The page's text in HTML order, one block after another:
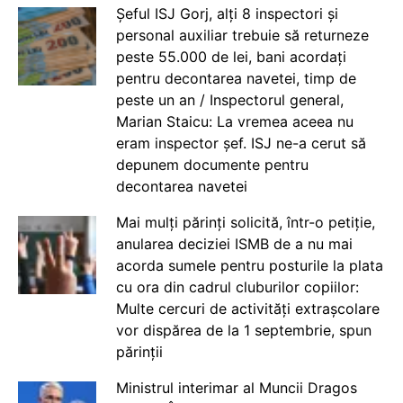
Șeful ISJ Gorj, alți 8 inspectori și
personal auxiliar trebuie să returneze
peste 55.000 de lei, bani acordați
pentru decontarea navetei, timp de
peste un an / Inspectorul general,
Marian Staicu: La vremea aceea nu
eram inspector șef. ISJ ne-a cerut să
depunem documente pentru
decontarea navetei
Mai mulți părinți solicită, într-o petiție,
anularea deciziei ISMB de a nu mai
acorda sumele pentru posturile la plata
cu ora din cadrul cluburilor copiilor:
Multe cercuri de activități extrașcolare
vor dispărea de la 1 septembrie, spun
părinții
Ministrul interimar al Muncii Dragos